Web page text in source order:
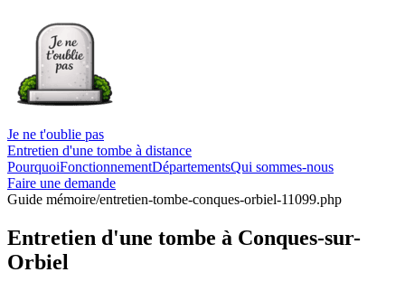
Je ne t'oublie pas
Entretien d'une tombe à distance
PourquoiFonctionnementDépartementsQui sommes-nous
Faire une demande
Guide mémoire/entretien-tombe-conques-orbiel-11099.php
Entretien d'une tombe à Conques-sur-
Orbiel